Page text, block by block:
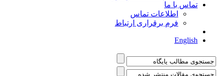
تماس با ما
اطلاعات تماس
فرم برقراری ارتباط
English